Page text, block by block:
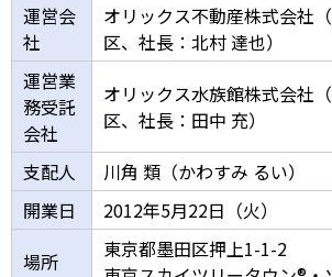
運営会
社
オリックス不動産株式会社
区、社長：北村 達也）
運営業
務受託
会社
オリックス水族館株式会社
区、社長：田中 充）
支配人
川角 類（かわすみ るい）
開業日
2012年5月22日（火）
場所
東京都墨田区押上1-1-2